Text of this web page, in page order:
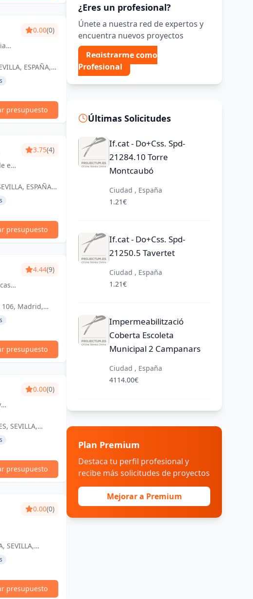
0.00(0)
ESPAÑA,
presupuesto
en
3.75(4)
ESPAÑA,
presupuesto
y
4.44(9)
106, Madrid,
presupuesto
0.00(0)
SEVILLA,
presupuesto
0.00(0)
SEVILLA,
presupuesto
¿Eres un profesional?
Únete a nuestra red de expertos y
encuentra nuevos proyectos
Registrarme como
Profesional
Últimas Solicitudes
If.cat - Do+Css. Spd-
21284.10 Torre
Montcaubó
Ciudad , España
1.21€
If.cat - Do+Css. Spd-
21250.5 Tavertet
Ciudad , España
1.21€
Impermeabilització
Coberta Escoleta
Municipal 2 Campanars
Ciudad , España
4114.00€
Plan Premium
Destaca tu perfil profesional y
recibe más solicitudes de proyectos
Mejorar a Premium